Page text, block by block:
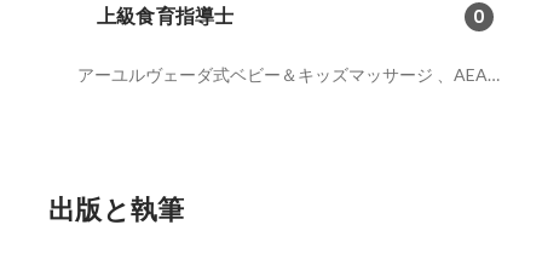
上級食育指導士 0
アーユルヴェーダ式ベビー＆キッズマッサージ 、AEA上級認定エステティシャン
出版と執筆